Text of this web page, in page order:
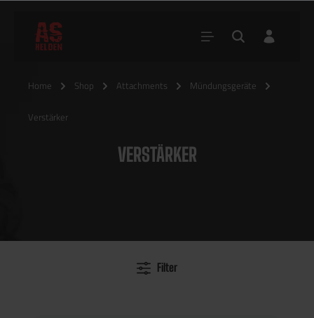
Home Shop Attachments Mündungsgeräte
Verstärker
VERSTÄRKER
Filter